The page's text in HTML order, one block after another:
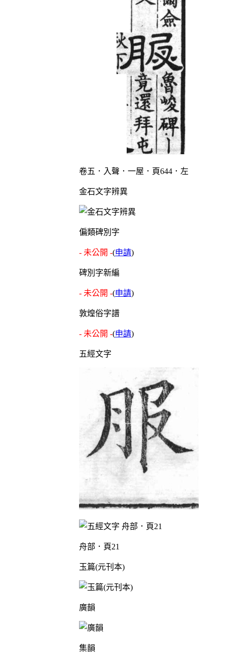
卷五．入聲．一屋．頁644．左
金石文字辨異
偏類碑別字
- 未公開 -(申請)
碑別字新編
- 未公開 -(申請)
敦煌俗字譜
- 未公開 -(申請)
五經文字
舟部．頁21
玉篇(元刊本)
廣韻
集韻